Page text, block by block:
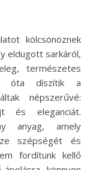
eldugott sarkáról,
természetes
óta díszítik a
népszerűvé:
és eleganciát.
anyag, amely
szépségét és
fordítunk kellő